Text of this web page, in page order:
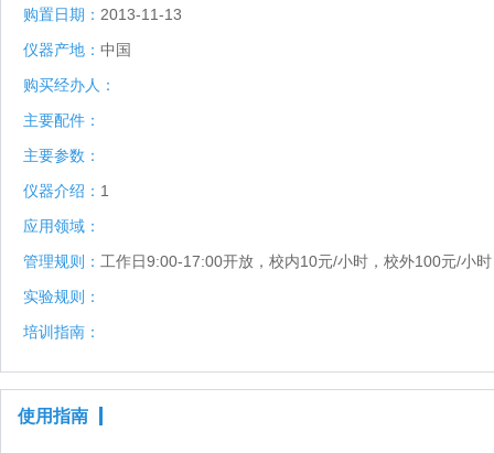
购置日期： 2013-11-13
仪器产地： 中国
购买经办人：
主要配件：
主要参数：
仪器介绍： 1
应用领域：
管理规则： 工作日9:00-17:00开放，校内10元/小时，校外100元/小时
实验规则：
培训指南：
使用指南